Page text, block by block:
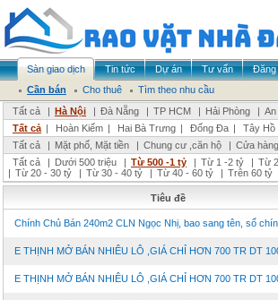
Sàn giao dịch Tin tức Dự án Tư vấn Đăng
Cần bán
Cho thuê
Tìm theo nhu cầu
Tất cả
| Hà Nội | Đà Nẵng | TP HCM | Hải Phòng | An
Tất cả | Hoàn Kiếm | Hai Bà Trưng | Đống Đa | Tây Hồ
Tất cả
| Mặt phố, Mặt tiền | Chung cư ,căn hộ | Cửa
Tất cả
| Dưới 500 triệu | Từ 500 -1 tỷ | Từ 1 -2 tỷ | Từ
| Từ 20 - 30 tỷ | Từ 30 - 40 tỷ | Từ 40 - 60 tỷ | Trên 60 tỷ
Tiêu đề
Chính Chủ Bán 240m2 CLN Ngọc Nhị, bao sang tên, sổ
E THỊNH MỞ BÁN NHIÊU LÔ ,GIÁ CHỈ HƠN 700 TR DT
E THỊNH MỞ BÁN NHIÊU LÔ ,GIÁ CHỈ HƠN 700 TR DT